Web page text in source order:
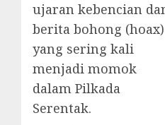
ujaran kebencian
berita bohong (hoax)
yang sering kali
menjadi momok
dalam Pilkada
Serentak.